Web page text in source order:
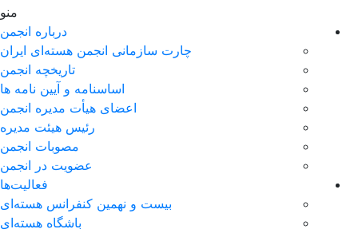
درباره انجمن
چارت سازمانی انجمن هسته‌ای ایران
تاریخچه انجمن
اساسنامه و آیین نامه ها
اعضای هیأت مدیره انجمن
رئیس هیئت مدیره
مصوبات انجمن
عضویت در انجمن
فعالیت‌ها
بیست و نهمین کنفرانس هسته‌ای
باشگاه هسته‌ای